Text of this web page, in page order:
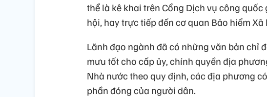
thể là kê khai trên Cổng Dịch vụ công
hội, hay trực tiếp đến cơ quan Bảo hiểm Xã
Lãnh đạo ngành đã có những văn bản chỉ
mưu tốt cho cấp ủy, chính quyền địa
Nhà nước theo quy định, các địa phương
phần đóng của người dân.